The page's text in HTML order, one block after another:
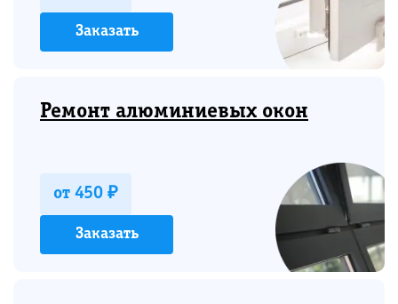
Заказать
Ремонт алюминиевых окон
от 450 ₽
Заказать